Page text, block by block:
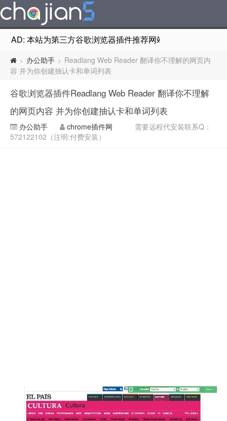
AD: 本站为第三方谷歌浏览器插件推荐网站，非Google
> 办公助手 > Readlang Web Reader 翻译你不理解的网页内
容 并为你创建抽认卡和单词列表
谷歌浏览器插件Readlang Web Reader 翻译你不理解
的网页内容 并为你创建抽认卡和单词列表
办公助手 chrome插件网
需要远程代安装联系Q：
572122102（注明:付费安装）